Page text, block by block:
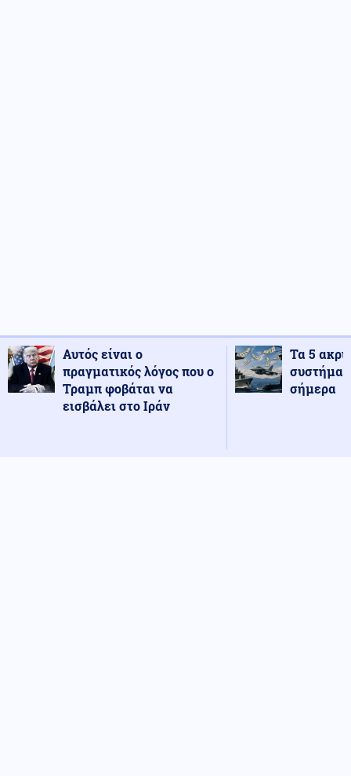
Αυτός είναι ο
πραγματικός λόγος που ο
Τραμπ φοβάται να
εισβάλει στο Ιράν
Τα 5
σήμερα